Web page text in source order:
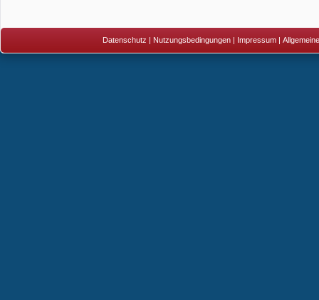
Datenschutz | Nutzungsbedingungen| Impressum|